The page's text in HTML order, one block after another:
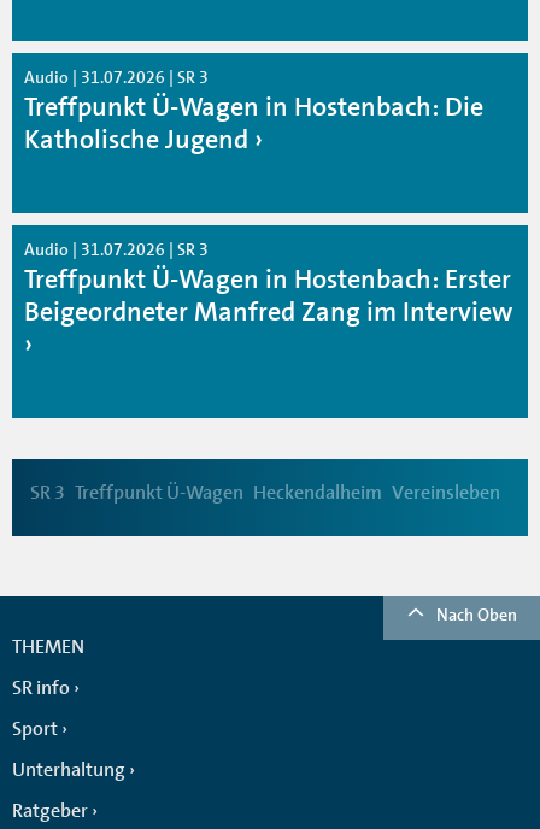
Audio | 31.07.2026 | SR 3
Treffpunkt Ü-Wagen in Hostenbach: Die
Katholische Jugend
Audio | 31.07.2026 | SR 3
Treffpunkt Ü-Wagen in Hostenbach: Erster
Beigeordneter Manfred Zang im Interview
SR 3 Treffpunkt Ü-Wagen Heckendalheim Vereinsleben
Nach Oben
THEMEN
SR info
Sport
Unterhaltung
Ratgeber